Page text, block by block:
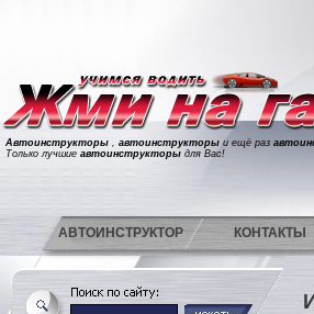
Автоинструкторы , автоинструкторы и ещё раз
Только лучшие автоинструкторы для Вас!
АВТОИНСТРУКТОР КОНТАКТЫ